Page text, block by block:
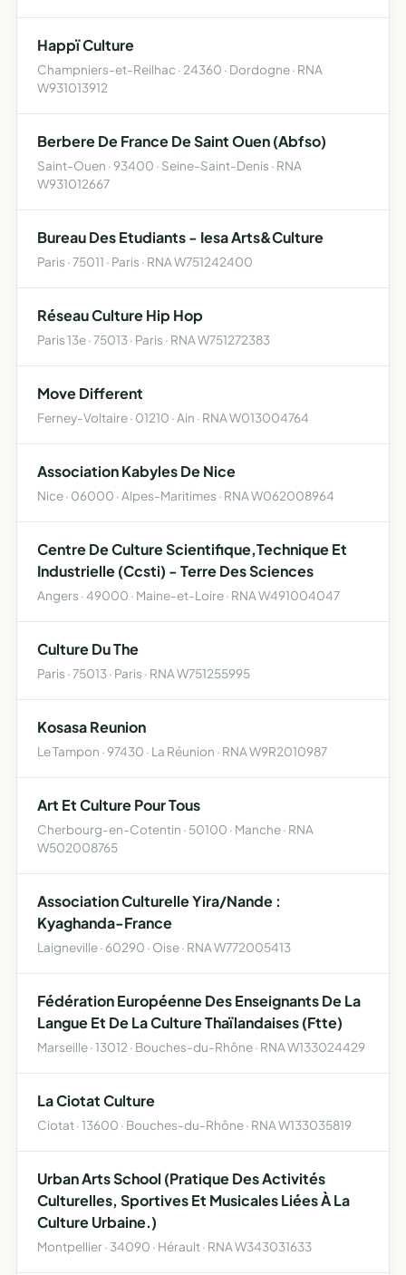
Happï Culture
Champniers-et-Reilhac · 24360 · Dordogne · RNA
W931013912
Berbere De France De Saint Ouen (Abfso)
Saint-Ouen · 93400 · Seine-Saint-Denis · RNA
W931012667
Bureau Des Etudiants - Iesa Arts&Culture
Paris · 75011 · Paris · RNA W751242400
Réseau Culture Hip Hop
Paris 13e · 75013 · Paris · RNA W751272383
Move Different
Ferney-Voltaire · 01210 · Ain · RNA W013004764
Association Kabyles De Nice
Nice · 06000 · Alpes-Maritimes · RNA W062008964
Centre De Culture Scientifique,Technique Et
Industrielle (Ccsti) - Terre Des Sciences
Angers · 49000 · Maine-et-Loire · RNA W491004047
Culture Du The
Paris · 75013 · Paris · RNA W751255995
Kosasa Reunion
Le Tampon · 97430 · La Réunion · RNA W9R2010987
Art Et Culture Pour Tous
Cherbourg-en-Cotentin · 50100 · Manche · RNA
W502008765
Association Culturelle Yira/Nande :
Kyaghanda-France
Laigneville · 60290 · Oise · RNA W772005413
Fédération Européenne Des Enseignants De La
Langue Et De La Culture Thaïlandaises (Ftte)
Marseille · 13012 · Bouches-du-Rhône · RNA W133024429
La Ciotat Culture
Ciotat · 13600 · Bouches-du-Rhône · RNA W133035819
Urban Arts School (Pratique Des Activités
Culturelles, Sportives Et Musicales Liées À La
Culture Urbaine.)
Montpellier · 34090 · Hérault · RNA W343031633